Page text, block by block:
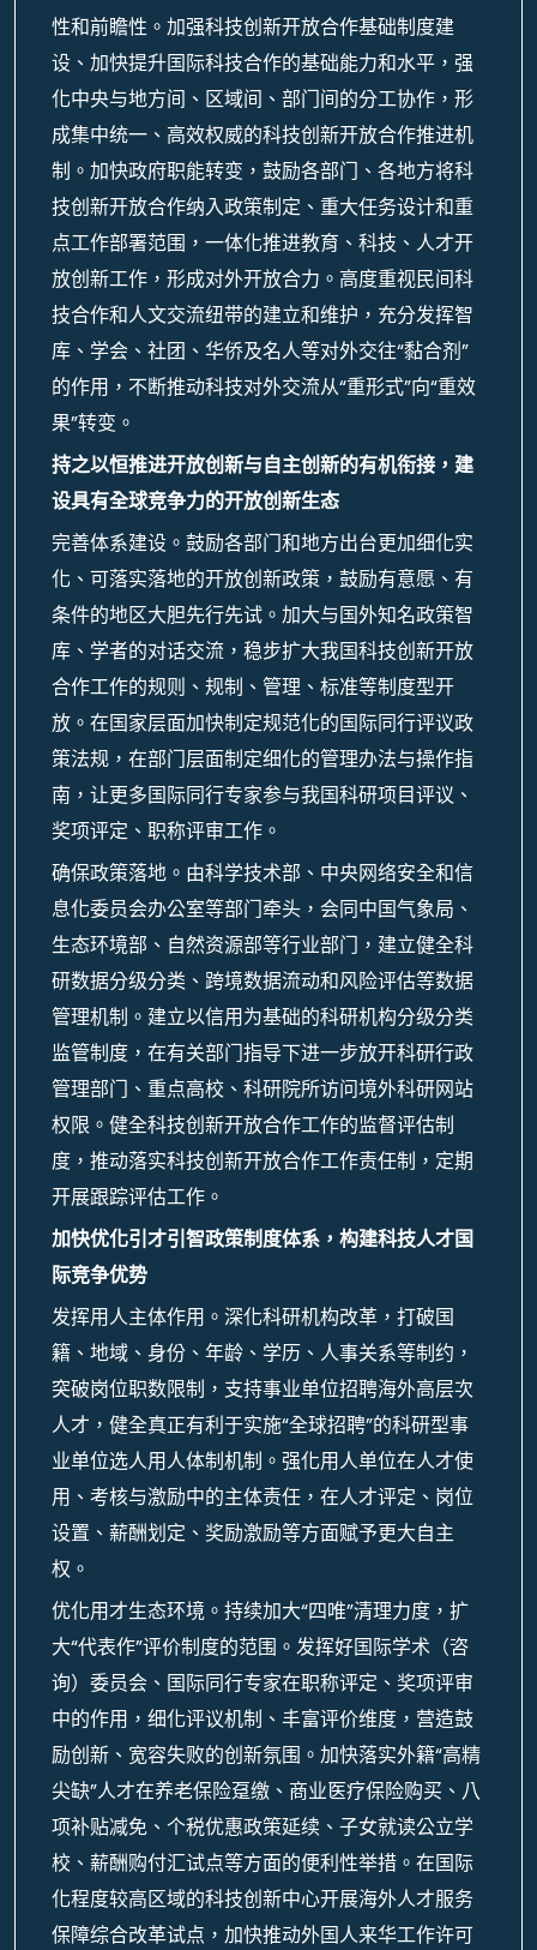
性和前瞻性。加强科技创新开放合作基础制度建
设、加快提升国际科技合作的基础能力和水平，强
化中央与地方间、区域间、部门间的分工协作，形
成集中统一、高效权威的科技创新开放合作推进机
制。加快政府职能转变，鼓励各部门、各地方将科
技创新开放合作纳入政策制定、重大任务设计和重
点工作部署范围，一体化推进教育、科技、人才开
放创新工作，形成对外开放合力。高度重视民间科
技合作和人文交流纽带的建立和维护，充分发挥智
库、学会、社团、华侨及名人等对外交往“黏合剂”
的作用，不断推动科技对外交流从“重形式”向“重效
果”转变。
持之以恒推进开放创新与自主创新的有机衔接，建
设具有全球竞争力的开放创新生态
完善体系建设。鼓励各部门和地方出台更加细化实
化、可落实落地的开放创新政策，鼓励有意愿、有
条件的地区大胆先行先试。加大与国外知名政策智
库、学者的对话交流，稳步扩大我国科技创新开放
合作工作的规则、规制、管理、标准等制度型开
放。在国家层面加快制定规范化的国际同行评议政
策法规，在部门层面制定细化的管理办法与操作指
南，让更多国际同行专家参与我国科研项目评议、
奖项评定、职称评审工作。
确保政策落地。由科学技术部、中央网络安全和信
息化委员会办公室等部门牵头，会同中国气象局、
生态环境部、自然资源部等行业部门，建立健全科
研数据分级分类、跨境数据流动和风险评估等数据
管理机制。建立以信用为基础的科研机构分级分类
监管制度，在有关部门指导下进一步放开科研行政
管理部门、重点高校、科研院所访问境外科研网站
权限。健全科技创新开放合作工作的监督评估制
度，推动落实科技创新开放合作工作责任制，定期
开展跟踪评估工作。
加快优化引才引智政策制度体系，构建科技人才国
际竞争优势
发挥用人主体作用。深化科研机构改革，打破国
籍、地域、身份、年龄、学历、人事关系等制约，
突破岗位职数限制，支持事业单位招聘海外高层次
人才，健全真正有利于实施“全球招聘”的科研型事
业单位选人用人体制机制。强化用人单位在人才使
用、考核与激励中的主体责任，在人才评定、岗位
设置、薪酬划定、奖励激励等方面赋予更大自主
权。
优化用才生态环境。持续加大“四唯”清理力度，扩
大“代表作”评价制度的范围。发挥好国际学术（咨
询）委员会、国际同行专家在职称评定、奖项评审
中的作用，细化评议机制、丰富评价维度，营造鼓
励创新、宽容失败的创新氛围。加快落实外籍“高精
尖缺”人才在养老保险趸缴、商业医疗保险购买、八
项补贴减免、个税优惠政策延续、子女就读公立学
校、薪酬购付汇试点等方面的便利性举措。在国际
化程度较高区域的科技创新中心开展海外人才服务
保障综合改革试点，加快推动外国人来华工作许可